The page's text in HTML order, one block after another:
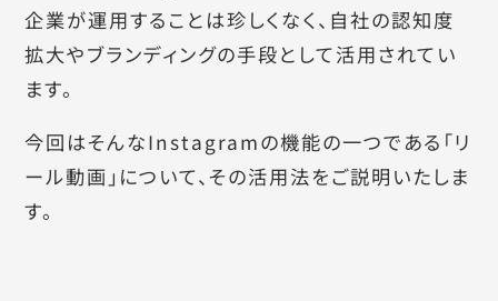
企業が運用することは珍しくなく、自社の認知度
拡大やブランディングの手段として活用されてい
ます。
今回はそんなInstagramの機能の一つである「リ
ール動画」について、その活用法をご説明いたしま
す。